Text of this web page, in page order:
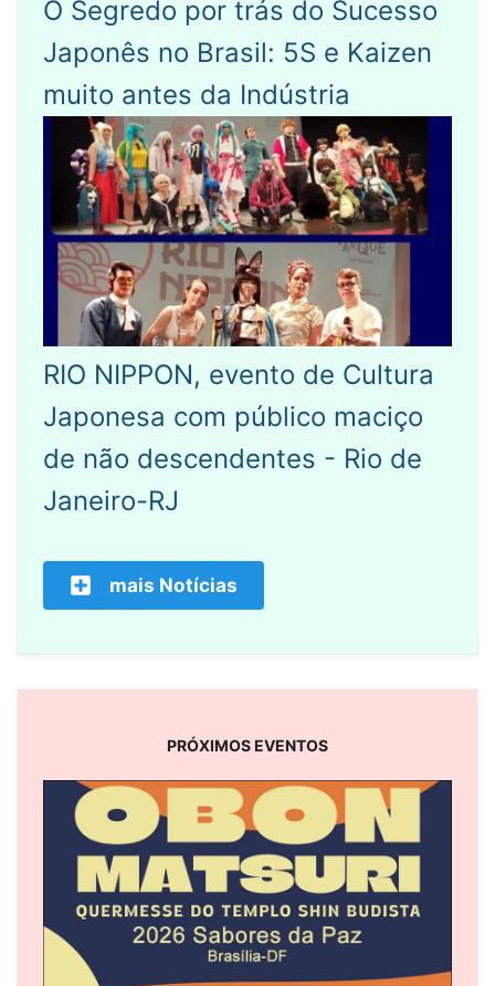
O Segredo por trás do Sucesso
Japonês no Brasil: 5S e Kaizen
muito antes da Indústria
RIO NIPPON, evento de Cultura
Japonesa com público maciço
de não descendentes - Rio de
Janeiro-RJ
mais Notícias
PRÓXIMOS EVENTOS